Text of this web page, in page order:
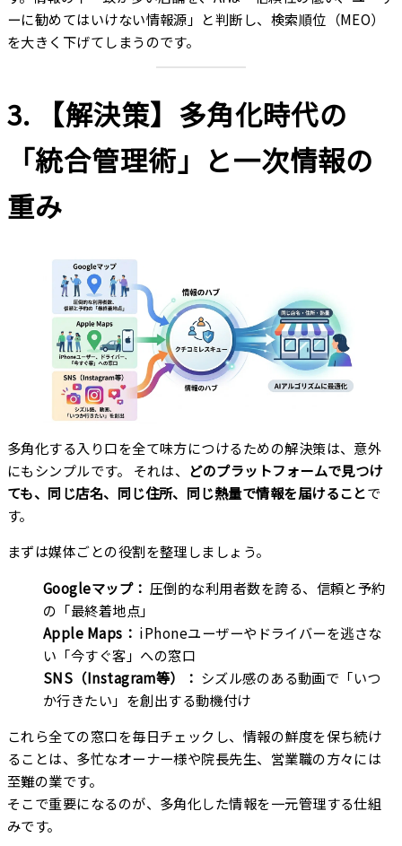
ーに勧めてはいけない情報源」と判断し、検索順位（MEO）
を大きく下げてしまうのです。
3. 【解決策】多角化時代の
「統合管理術」と一次情報の
重み
多角化する入り口を全て味方につけるための解決策は、意外
にもシンプルです。 それは、 どのプラットフォームで見つけ
ても、同じ店名、同じ住所、同じ熱量で情報を届けることで
す。
まずは媒体ごとの役割を整理しましょう。
Googleマップ： 圧倒的な利用者数を誇る、信頼と予約
の「最終着地点」
Apple Maps： iPhoneユーザーやドライバーを逃さな
い「今すぐ客」への窓口
SNS（Instagram等）： シズル感のある動画で「いつ
か行きたい」を創出する動機付け
これら全ての窓口を毎日チェックし、情報の鮮度を保ち続け
ることは、多忙なオーナー様や院長先生、営業職の方々には
至難の業です。
そこで重要になるのが、多角化した情報を一元管理する仕組
みです。